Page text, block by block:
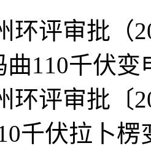
环评审批（
110千伏
环评审批〔
千伏拉卜